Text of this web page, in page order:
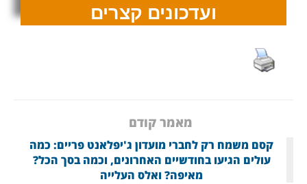
ועדכונים קצרים
מאמר קודם
קסם משמח רק לחברי מועדון ג'יפלאנט פריים: כמה
עולים הגיעו בחודשיים האחרונים, וכמה בסך הכל?
מאיפה? ואלס העלייה